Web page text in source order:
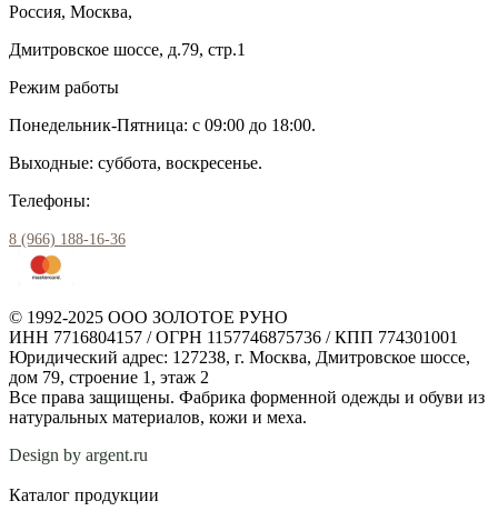
Россия, Москва,
Дмитровское шоссе, д.79, стр.1
Режим работы
Понедельник-Пятница: с 09:00 до 18:00.
Выходные: суббота, воскресенье.
Телефоны:
8 (966) 188-16-36
© 1992-2025 ООО ЗОЛОТОЕ РУНО
ИНН 7716804157 / ОГРН 1157746875736 / КПП 774301001
Юридический адрес: 127238, г. Москва, Дмитровское шоссе,
дом 79, строение 1, этаж 2
Все права защищены. Фабрика форменной одежды и обуви из
натуральных материалов, кожи и меха.
Design by argent.ru
Каталог продукции